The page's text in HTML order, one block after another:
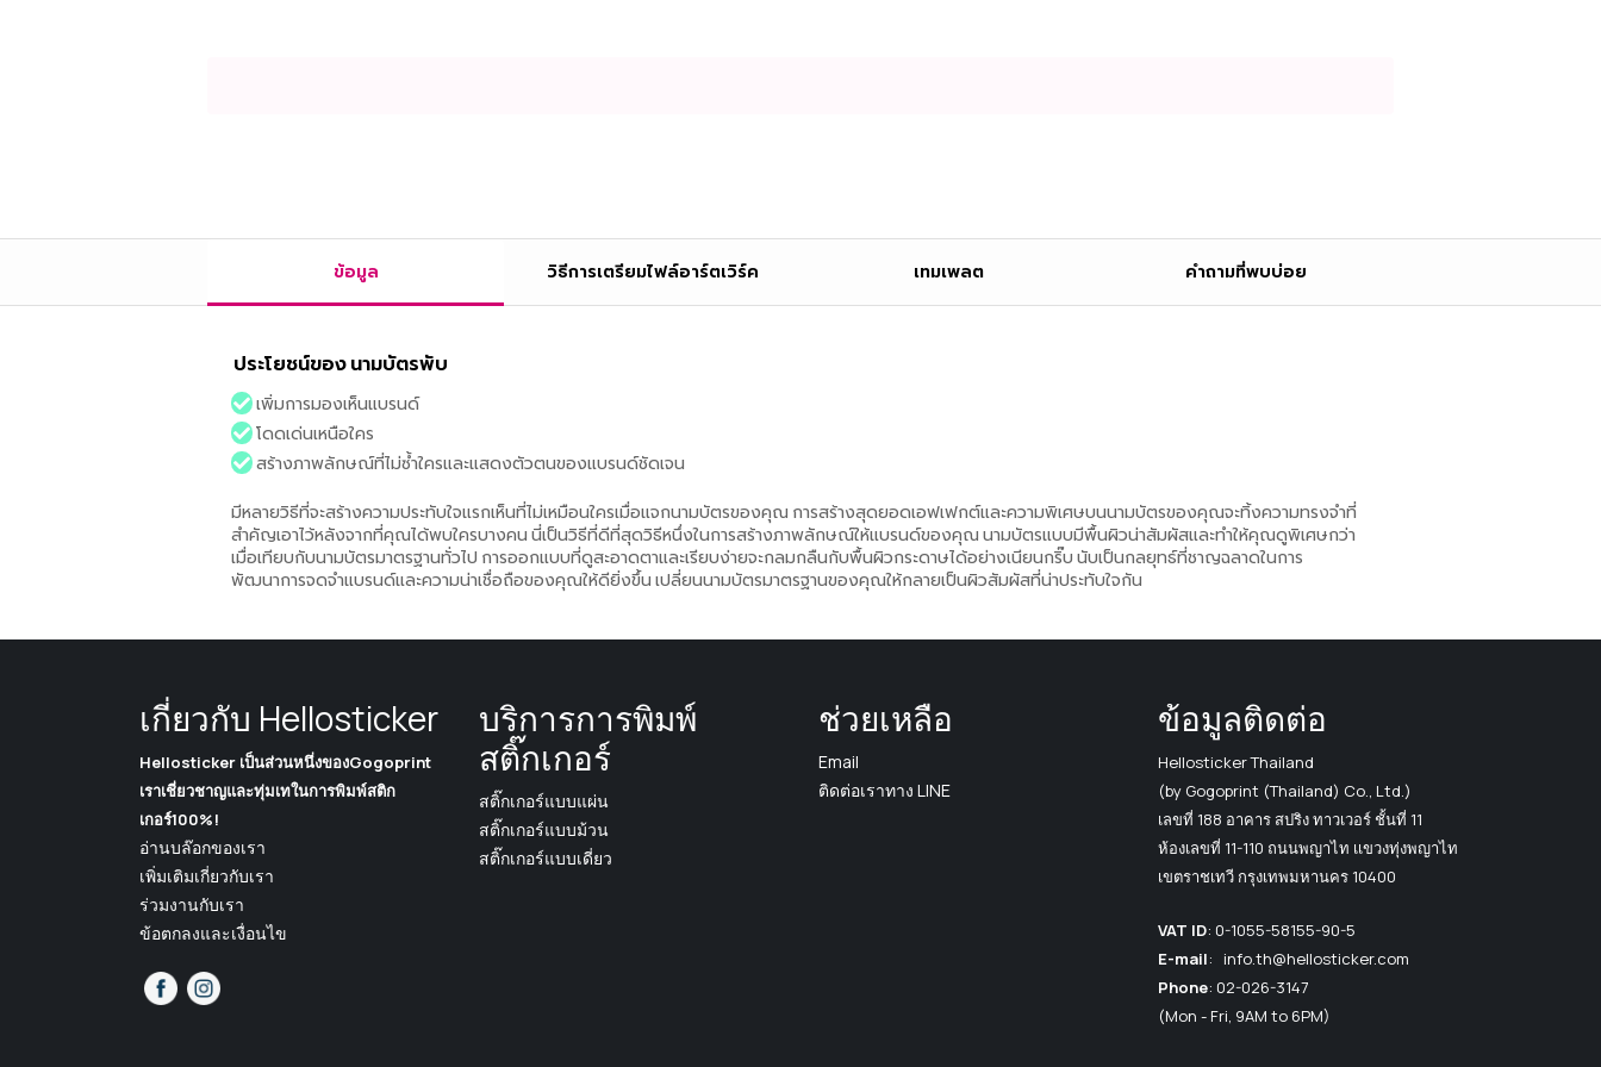
ข้อมูล วิธีการเตรียมไฟล์อาร์ตเวิร์ค เทมเพลต คำถามที่พบบ่อย
ประโยชน์ของ นามบัตรพับ
เพิ่มการมองเห็นแบรนด์
โดดเด่นเหนือใคร
สร้างภาพลักษณ์ที่ไม่ซ้ำใครและแสดงตัวตนของแบรนด์ชัดเจน
มีหลายวิธีที่จะสร้างความประทับใจแรกเห็นที่ไม่เหมือนใครเมื่อแจกนามบัตรของคุณ การสร้างสุดยอดเอฟเฟกต์และความพิเศษบนนามบัตรของคุณจะทิ้งความทรงจำที่
สำคัญเอาไว้หลังจากที่คุณได้พบใครบางคน นี่เป็นวิธีที่ดีที่สุดวิธีหนึ่งในการสร้างภาพลักษณ์ให้แบรนด์ของคุณ นามบัตรแบบมีพื้นผิวน่าสัมผัสและทำให้คุณดูพิเศษกว่า
เมื่อเทียบกับนามบัตรมาตรฐานทั่วไป การออกแบบที่ดูสะอาดตาและเรียบง่ายจะกลมกลืนกับพื้นผิวกระดาษได้อย่างเนียนกริ๊บ นับเป็นกลยุทธ์ที่ชาญฉลาดในการ
พัฒนาการจดจำแบรนด์และความน่าเชื่อถือของคุณให้ดียิ่งขึ้น เปลี่ยนนามบัตรมาตรฐานของคุณให้กลายเป็นผิวสัมผัสที่น่าประทับใจกัน
เกี่ยวกับ Hellosticker
Hellosticker เป็นส่วนหนึ่งของGogoprint
เราเชี่ยวชาญและทุ่มเทในการพิมพ์สติก
เกอร์100%!
อ่านบล๊อกของเรา
เพิ่มเติมเกี่ยวกับเรา
ร่วมงานกับเรา
ข้อตกลงและเงื่อนไข
บริการการพิมพ์
สติ๊กเกอร์
สติ๊กเกอร์แบบแผ่น
สติ๊กเกอร์แบบม้วน
สติ๊กเกอร์แบบเดี่ยว
ช่วยเหลือ
Email
ติดต่อเราทาง LINE
ข้อมูลติดต่อ
Hellosticker Thailand
(by Gogoprint (Thailand) Co., Ltd.)
เลขที่ 188 อาคาร สปริง ทาวเวอร์ ชั้นที่ 11
ห้องเลขที่ 11-110 ถนนพญาไท เเขวงทุ่งพญาไท
เขตราชเทวี กรุงเทพมหานคร 10400
VAT ID: 0-1055-58155-90-5
E-mail: info.th@hellosticker.com
Phone: 02-026-3147
(Mon - Fri, 9AM to 6PM)